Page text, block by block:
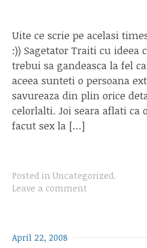
Uite ce scrie pe acelasi
:)) Sagetator Traiti cu ideea
trebui sa gandeasca la fel
aceea sunteti o persoana
savureaza din plin orice
celorlalti. Joi seara aflati ca
facut sex la […]
Posted in Uncategorized.
Leave a comment
April 22, 2008